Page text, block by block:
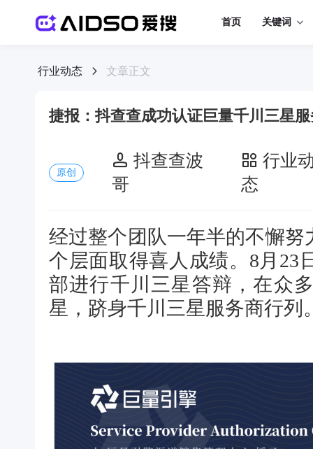
首页 关键词
行业动态 文章正文
捷报：抖查查成功认证巨量千川三星
原创
抖查查波
哥
行业
态
经过整个团队一年半的不懈
个层面取得喜人成绩。8月23
部进行千川三星答辩，在众
星，跻身千川三星服务商行列